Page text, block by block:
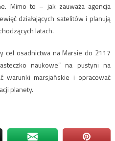
Mimo to – jak zauważa agencja
działających satelitów i planują
latach.
cel osadnictwa na Marsie do 2117
naukowe” na pustyni na
warunki marsjańskie i opracować
planety.